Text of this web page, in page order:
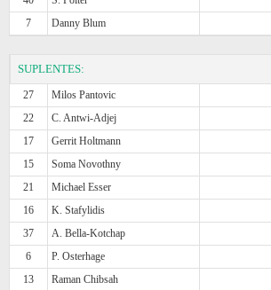
7
Danny Blum
SUPLENTES:
27 Milos Pantovic
22
C. Antwi-Adjej
17
Gerrit Holtmann
15
Soma Novothny
21
Michael Esser
16
K. Stafylidis
37
A. Bella-Kotchap
6
P. Osterhage
13
Raman Chibsah